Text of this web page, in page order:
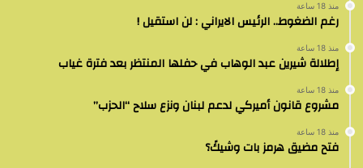
منذ 18 ساعة
رغم الضغوط.. الرئيس الايراني : لن استقيل !
منذ 18 ساعة
إطلالة شيرين عبد الوهاب في حفلها المنتظر بعد فترة غياب
منذ 18 ساعة
مشروع قانون أميركي لدعم لبنان ونزع سلاح “الحزب”
منذ 18 ساعة
فتح مضيق هرمز بات وشيكً؟